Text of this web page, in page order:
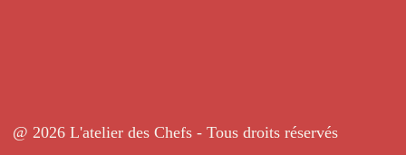
@ 2026 L'atelier des Chefs - Tous droits réservés